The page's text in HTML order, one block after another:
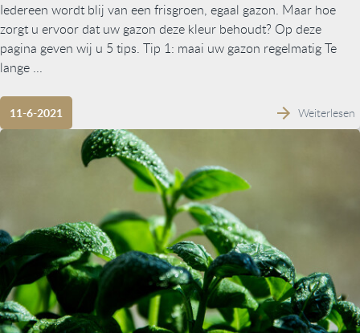
Iedereen wordt blij van een frisgroen, egaal gazon. Maar hoe
zorgt u ervoor dat uw gazon deze kleur behoudt? Op deze
pagina geven wij u 5 tips. Tip 1: maai uw gazon regelmatig Te
lange ...
11-6-2021 Weiterlesen